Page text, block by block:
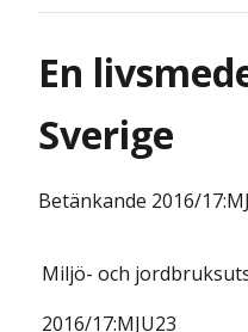
En
Sverige
Betänkande 2016/
Miljö- och
2016/17:MJU23